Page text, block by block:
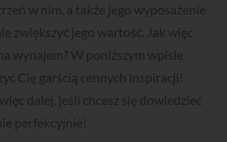
w nim, a także jego wyposażenie
zwiększyć jego wartość. Jak więc
wynajem? W poniższym wpisie
Cię garścią cennych inspiracji!
dalej, jeśli chcesz się dowiedzieć
perfekcyjnie!